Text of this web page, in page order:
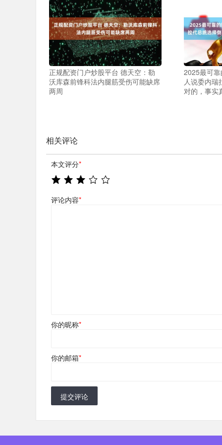
正规配资门户炒股平台 德天空：勒
沃库森前锋科法内腿筋受伤可能缺席
两周
2025最可
人说委内瑞
对的，事实
相关评论
本文评分*
评论内容*
你的昵称*
你的邮箱*
提交评论